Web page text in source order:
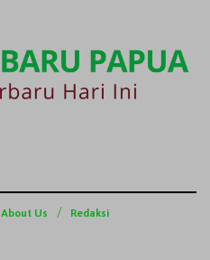
About Us Redaksi